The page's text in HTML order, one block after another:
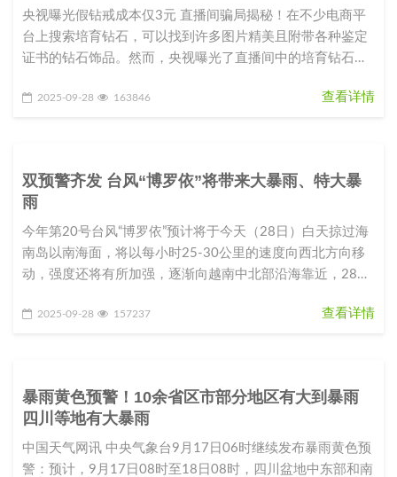
央视曝光假钻戒成本仅3元 直播间骗局揭秘！在不少电商平
台上搜索培育钻石，可以找到许多图片精美且附带各种鉴定
证书的钻石饰品。然而，央视曝光了直播间中的培育钻石骗
2025-09-28 163846 查看详情
双预警齐发 台风“博罗依”将带来大暴雨、特大暴
雨
今年第20号台风“博罗依”预计将于今天（28日）白天掠过海
南岛以南海面，将以每小时25-30公里的速度向西北方向移
动，强度还将有所加强，逐渐向越南中北部沿海靠近，28日
2025-09-28 157237 查看详情
暴雨黄色预警！10余省区市部分地区有大到暴雨
四川等地有大暴雨
中国天气网讯 中央气象台9月17日06时继续发布暴雨黄色预
警：预计，9月17日08时至18日08时，四川盆地中东部和南